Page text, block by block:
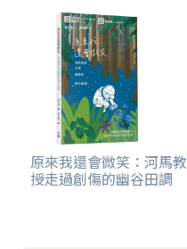
原來我還會微笑：河馬教
授走過創傷的幽谷田調